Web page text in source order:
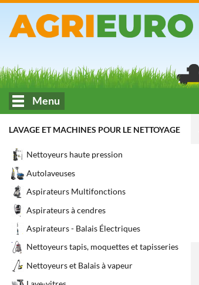
Menu
LAVAGE ET MACHINES POUR LE NETTOYAGE
Nettoyeurs haute pression
Autolaveuses
Aspirateurs Multifonctions
Aspirateurs à cendres
Aspirateurs - Balais Électriques
Nettoyeurs tapis, moquettes et tapisseries
Nettoyeurs et Balais à vapeur